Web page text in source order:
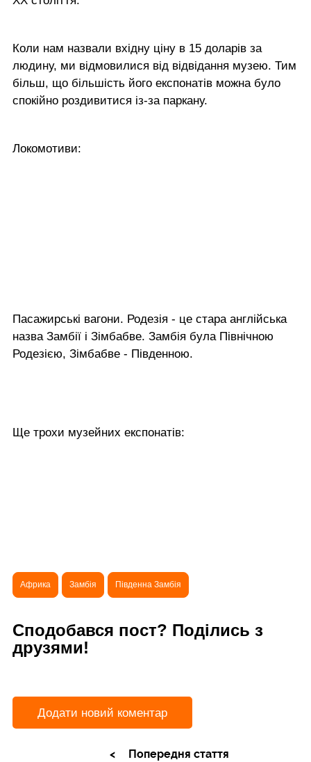
Коли нам назвали вхідну ціну в 15 доларів за
людину, ми відмовилися від відвідання музею. Тим
більш, що більшість його експонатів можна було
спокійно роздивитися із-за паркану.
Локомотиви:
Пасажирські вагони. Родезія - це стара англійська
назва Замбії і Зімбабве. Замбія була Північною
Родезією, Зімбабве - Південною.
Ще трохи музейних експонатів:
Африка Замбія Південна Замбія
Сподобався пост? Поділись з
друзями!
Додати новий коментар
Попередня стаття